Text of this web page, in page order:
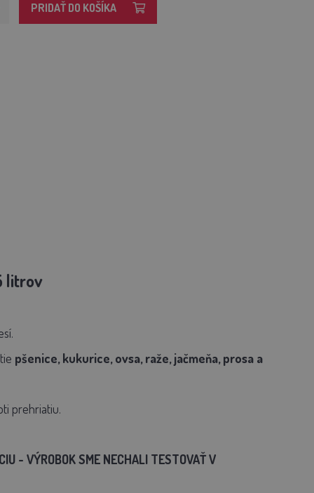
PRIDAŤ DO KOŠÍKA
litrov
pšenice, kukurice, ovsa, raže, jačmeňa, prosa a
prehriatiu.
- VÝROBOK SME NECHALI TESTOVAŤ V